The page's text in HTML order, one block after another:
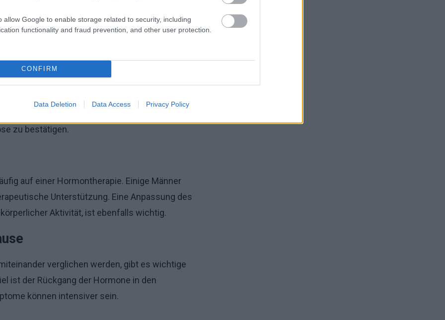
allow Google to enable storage related to security, including
functionality and fraud prevention, and other user protection.
CONFIRM
Data Deletion Data Access Privacy Policy
und Probleme mit
Tests empfehlen, darunter den
zu bestätigen.
auf einer Hormontherapie. Einige Männer
Unterstützung. Eine Anpassung des
Aktivität, ist ebenfalls wichtig.
verglichen werden, gibt es wichtige
ist der Rückgang der Hormone in den
können intensiver sein.